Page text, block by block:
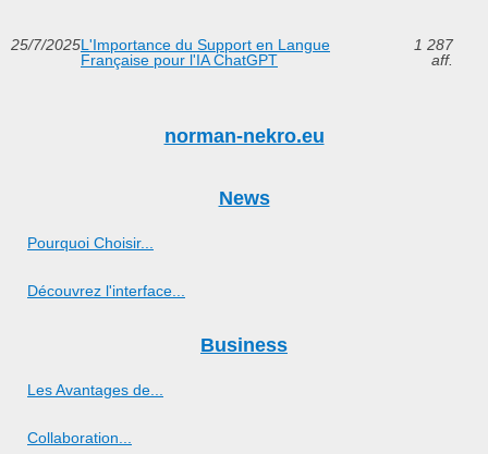
25/7/2025L'Importance du Support en Langue
Française pour l'IA ChatGPT
1 287
aff.
norman-nekro.eu
News
Pourquoi Choisir...
Découvrez l'interface...
Business
Les Avantages de...
Collaboration...